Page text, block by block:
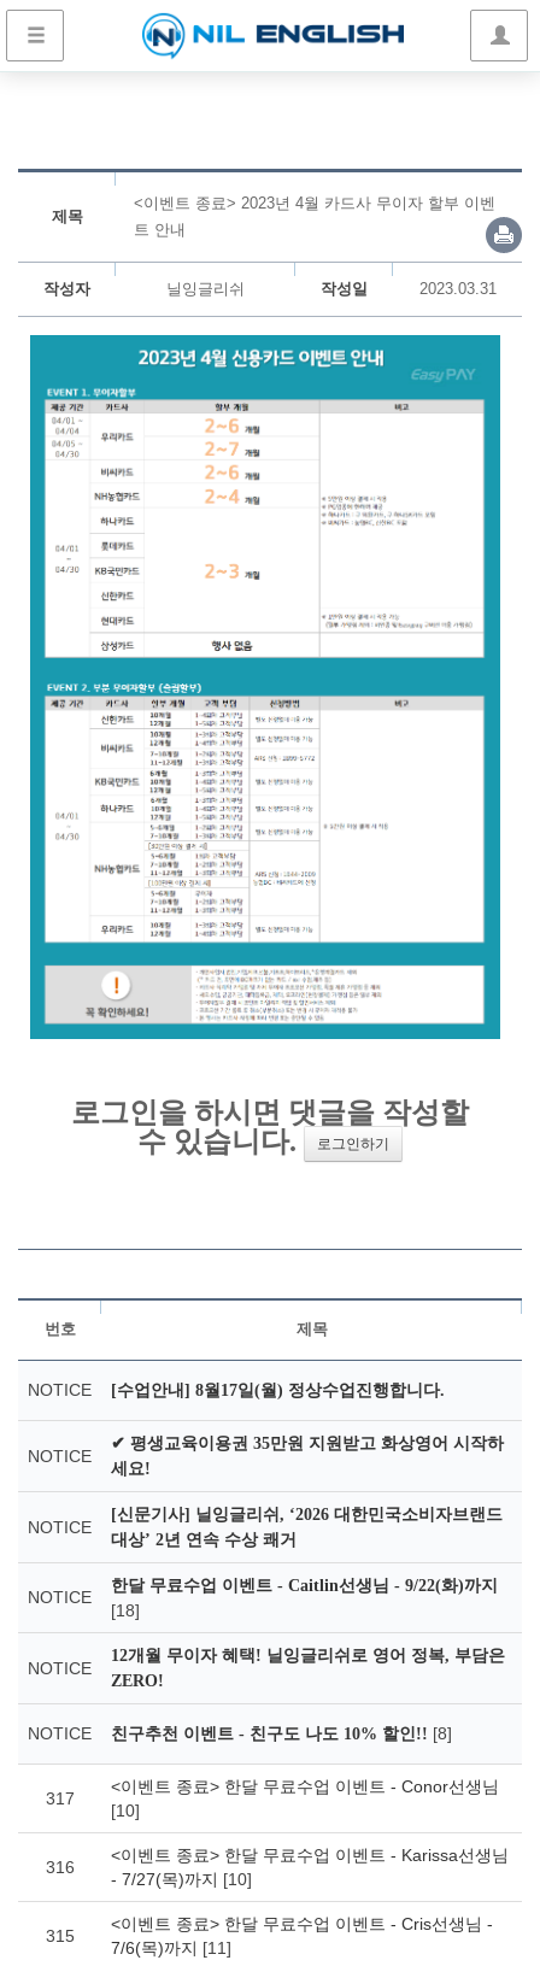
제목
<이벤트 종료> 2023년 4월 카드사 무이자 할부 이벤
트 안내
작성자 닐잉글리쉬 작성일 2023.03.31